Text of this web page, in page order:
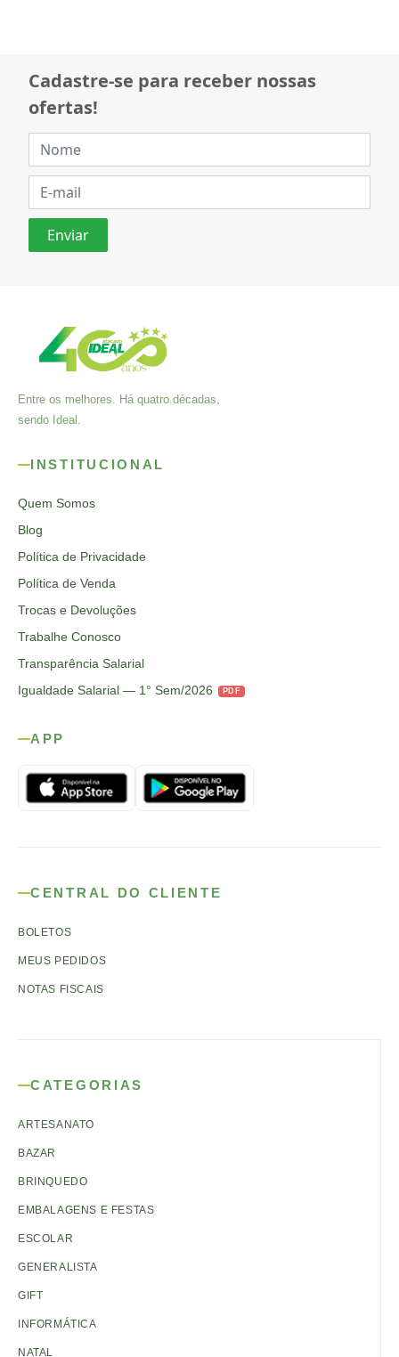
Cadastre-se para receber nossas
ofertas!
Entre os melhores. Há quatro décadas,
sendo Ideal.
INSTITUCIONAL
Quem Somos
Blog
Política de Privacidade
Política de Venda
Trocas e Devoluções
Trabalhe Conosco
Transparência Salarial
Igualdade Salarial — 1° Sem/2026
PDF
APP
CENTRAL DO CLIENTE
BOLETOS
MEUS PEDIDOS
NOTAS FISCAIS
CATEGORIAS
ARTESANATO
BAZAR
BRINQUEDO
EMBALAGENS E FESTAS
ESCOLAR
GENERALISTA
GIFT
INFORMÁTICA
NATAL